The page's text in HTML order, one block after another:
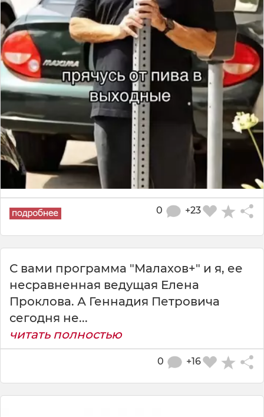
+23
0
С вами программа "Малахов+" и я, ее
несравненная ведущая Елена
Проклова. А Геннадия Петровича
сегодня не...
читать полностью
+16
0